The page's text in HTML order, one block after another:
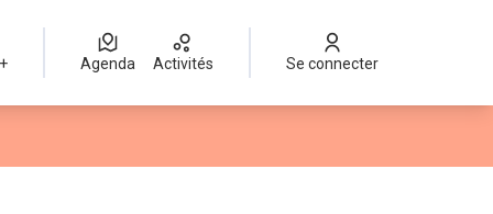
Agenda Activités Se connecter